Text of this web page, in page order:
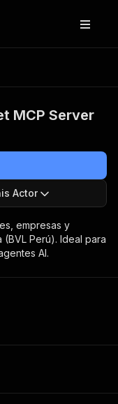
MCP Server
Actor
empresas y
Perú). Ideal para
AI.